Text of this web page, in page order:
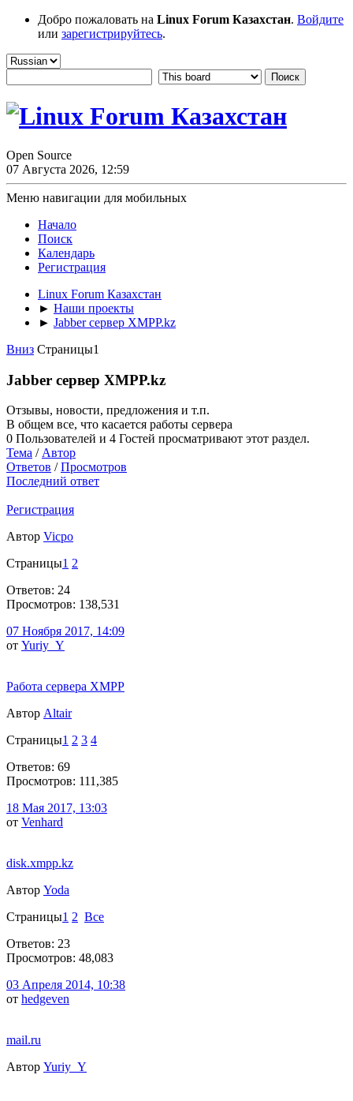
Добро пожаловать на Linux Forum Казахстан. Войдите
или зарегистрируйтесь.
Open Source
07 Августа 2026, 12:59
Меню навигации для мобильных
Начало
Поиск
Календарь
Регистрация
Linux Forum Казахстан
► Наши проекты
► Jabber сервер XMPP.kz
Вниз Страницы1
Jabber сервер XMPP.kz
Отзывы, новости, предложения и т.п.
В общем все, что касается работы сервера
0 Пользователей и 4 Гостей просматривают этот раздел.
Тема / Автор
Ответов /Просмотров
Последний ответ
Регистрация
Автор Vicpo
Страницы1 2
Ответов: 24
Просмотров: 138,531
07 Ноября 2017, 14:09
от Yuriy_Y
Работа сервера XMPP
Автор Altair
Страницы1 2 3 4
Ответов: 69
Просмотров: 111,385
18 Мая 2017, 13:03
от Venhard
disk.xmpp.kz
Автор Yoda
Страницы1 2 Все
Ответов: 23
Просмотров: 48,083
03 Апреля 2014, 10:38
от hedgeven
mail.ru
Автор Yuriy_Y